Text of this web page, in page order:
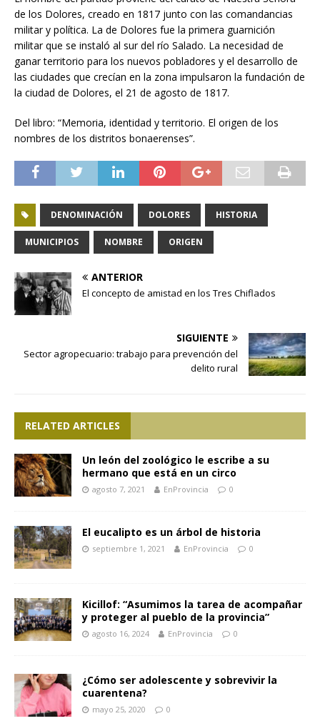
de los Dolores, creado en 1817 junto con las comandancias
militar y política. La de Dolores fue la primera guarnición
militar que se instaló al sur del río Salado. La necesidad de
ganar territorio para los nuevos pobladores y el desarrollo de
las ciudades que crecían en la zona impulsaron la fundación de
la ciudad de Dolores, el 21 de agosto de 1817.
Del libro: “Memoria, identidad y territorio. El origen de los
nombres de los distritos bonaerenses”.
DENOMINACIÓN DOLORES HISTORIA
MUNICIPIOS NOMBRE ORIGEN
ANTERIOR
El concepto de amistad en los Tres Chiflados
SIGUIENTE
Sector agropecuario: trabajo para prevención del
delito rural
RELATED ARTICLES
Un león del zoológico le escribe a su
hermano que está en un circo
agosto 7, 2021 EnProvincia 0
El eucalipto es un árbol de historia
septiembre 1, 2021 EnProvincia 0
Kicillof: “Asumimos la tarea de acompañar
y proteger al pueblo de la provincia”
agosto 16, 2024 EnProvincia 0
¿Cómo ser adolescente y sobrevivir la
cuarentena?
mayo 25, 2020 0